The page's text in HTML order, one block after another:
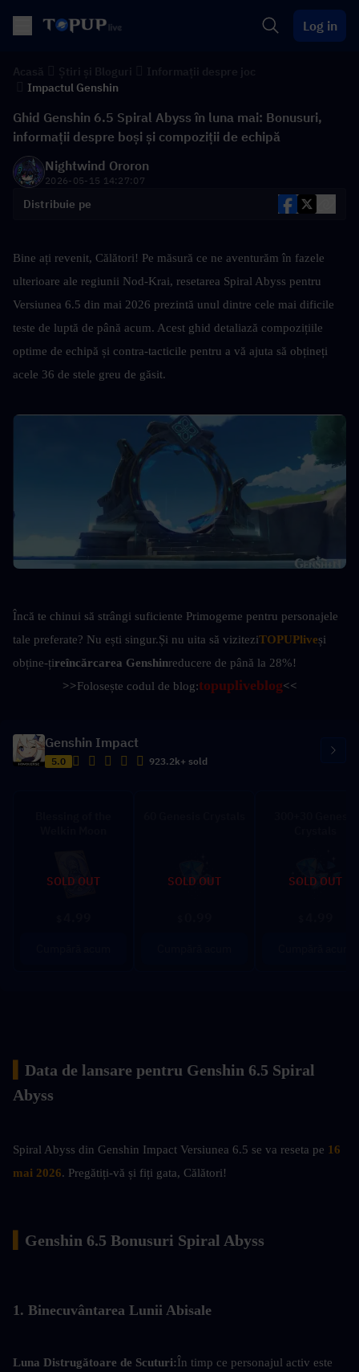
Log in
Impactul Genshin
Ghid Genshin 6.5 Spiral Abyss în luna mai: Bonusuri,
informații despre boși și compoziții de echipă
Nightwind Ororon
2026-05-15 14:27:07
Distribuie pe
Bine ați revenit, Călători! Pe măsură ce ne aventurăm în fazele
ulterioare ale regiunii Nod-Krai, resetarea Spiral Abyss pentru
Versiunea 6.5 din mai 2026 prezintă unul dintre cele mai dificile
teste de luptă de până acum. Acest ghid detaliază compozițiile
optime de echipă și contra-tacticile pentru a vă ajuta să obțineți
acele 36 de stele greu de găsit.
Încă te chinui să strângi suficiente Primogeme pentru personajele
tale preferate? Nu ești singur.Și nu uita să viziteziTOPUPliveși
obține-țireîncărcarea Genshinreducere de până la 28%!
>>Folosește codul de blog:topupliveblog<<
Genshin Impact
5.0 923.2k+ sold
SOLD OUT SOLD OUT SOLD OUT
Data de lansare pentru Genshin 6.5 Spiral
Abyss
Spiral Abyss din Genshin Impact Versiunea 6.5 se va reseta pe 16
mai 2026. Pregătiți-vă și fiți gata, Călători!
Genshin 6.5 Bonusuri Spiral Abyss
1. Binecuvântarea Lunii Abisale
Luna Distrugătoare de Scuturi:În timp ce personajul activ este